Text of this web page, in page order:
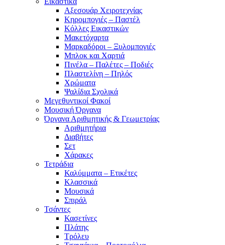
Αξεσουάρ Χειροτεχνίας
Κηρομπογιές – Παστέλ
Κόλλες Εικαστικών
Μακετόχαρτα
Μαρκαδόροι – Ξυλομπογιές
Μπλοκ και Χαρτιά
Πινέλα – Παλέτες – Ποδιές
Πλαστελίνη – Πηλός
Χρώματα
Ψαλίδια Σχολικά
Μεγεθυντικοί Φακοί
Μουσική Όργανα
Όργανα Αριθμητικής & Γεωμετρίας
Αριθμητήρια
Διαβήτες
Σετ
Χάρακες
Τετράδια
Καλύμματα – Ετικέτες
Κλασσικά
Μουσικά
Σπιράλ
Τσάντες
Κασετίνες
Πλάτης
Τρόλευ